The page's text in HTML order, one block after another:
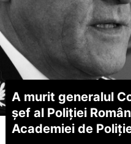
A murit generalul
șef al Poliției
Academiei de